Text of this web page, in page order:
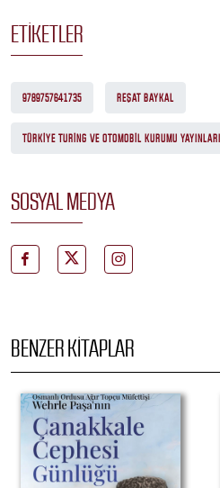
ETIKETLER
9789757641735 REŞAT BAYKAL
TÜRKIYE TURING VE OTOMOBIL KURUMU YAYINLARI
SOSYAL MEDYA
BENZER KITAPLAR